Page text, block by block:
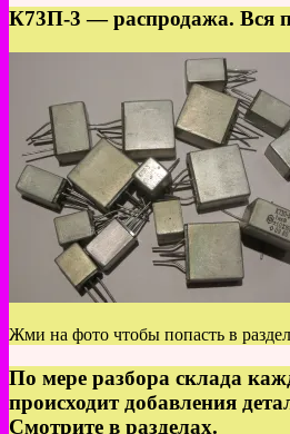
К73П-3 — распродажа. Вся
Жми на фото чтобы попасть в
По мере разбора склада
происходит добавления
Смотрите в разделах.